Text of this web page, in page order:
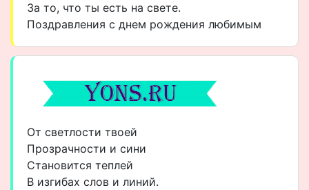
За то, что ты есть на свете.
Поздравления с днем рождения любимым
От светлости твоей
Прозрачности и сини
Становится теплей
В изгибах слов и линий.